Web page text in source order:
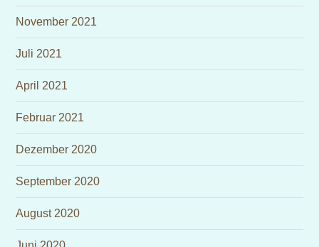
November 2021
Juli 2021
April 2021
Februar 2021
Dezember 2020
September 2020
August 2020